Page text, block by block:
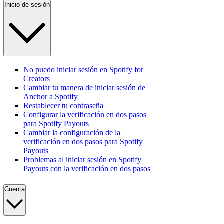
Inicio de sesión
No puedo iniciar sesión en Spotify for
Creators
Cambiar tu manera de iniciar sesión de
Anchor a Spotify
Restablecer tu contraseña
Configurar la verificación en dos pasos
para Spotify Payouts
Cambiar la configuración de la
verificación en dos pasos para Spotify
Payouts
Problemas al iniciar sesión en Spotify
Payouts con la verificación en dos pasos
Cuenta